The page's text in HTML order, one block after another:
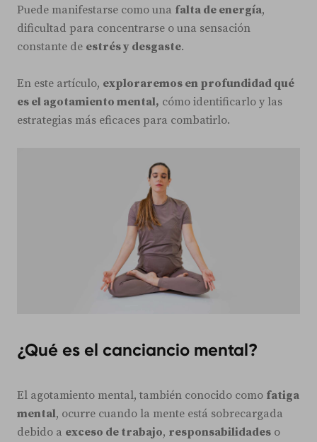
Puede manifestarse como una falta de energía,
dificultad para concentrarse o una sensación
constante de estrés y desgaste.
En este artículo, exploraremos en profundidad qué
es el agotamiento mental, cómo identificarlo y las
estrategias más eficaces para combatirlo.
¿Qué es el canciancio mental?
El agotamiento mental, también conocido como fatiga
mental, ocurre cuando la mente está sobrecargada
debido a exceso de trabajo, responsabilidades o